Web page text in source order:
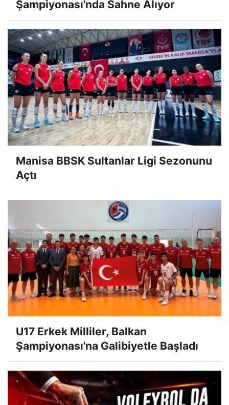
Şampiyonası'nda Sahne Alıyor
Manisa BBSK Sultanlar Ligi Sezonunu
Açtı
U17 Erkek Milliler, Balkan
Şampiyonası'na Galibiyetle Başladı